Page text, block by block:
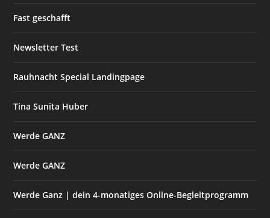
Fast geschafft
Newsletter Test
Rauhnacht Special Landingpage
Tina Sunita Huber
Werde GANZ
Werde GANZ
Werde Ganz | dein 4-monatiges Online-Begleitprogramm